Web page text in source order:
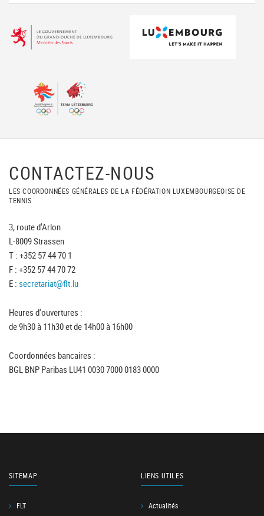
CONTACTEZ-NOUS
LES COORDONNÉES GÉNÉRALES DE LA FÉDÉRATION LUXEMBOURGEOISE DE
TENNIS
3, route d'Arlon
L-8009 Strassen
T : +352 57 44 70 1
F : +352 57 44 70 72
E : secretariat@flt.lu
Heures d'ouvertures :
de 9h30 à 11h30 et de 14h00 à 16h00
Coordonnées bancaires :
BGL BNP Paribas LU41 0030 7000 0183 0000
SITEMAP
FLT
LIENS UTILES
Actualités